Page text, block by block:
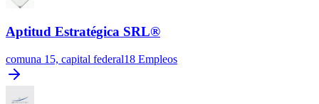
Aptitud Estratégica SRL®
comuna 15, capital federal18 Empleos